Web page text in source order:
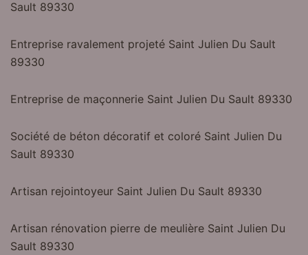
Sault 89330
Entreprise ravalement projeté Saint Julien Du Sault
89330
Entreprise de maçonnerie Saint Julien Du Sault 89330
Société de béton décoratif et coloré Saint Julien Du
Sault 89330
Artisan rejointoyeur Saint Julien Du Sault 89330
Artisan rénovation pierre de meulière Saint Julien Du
Sault 89330